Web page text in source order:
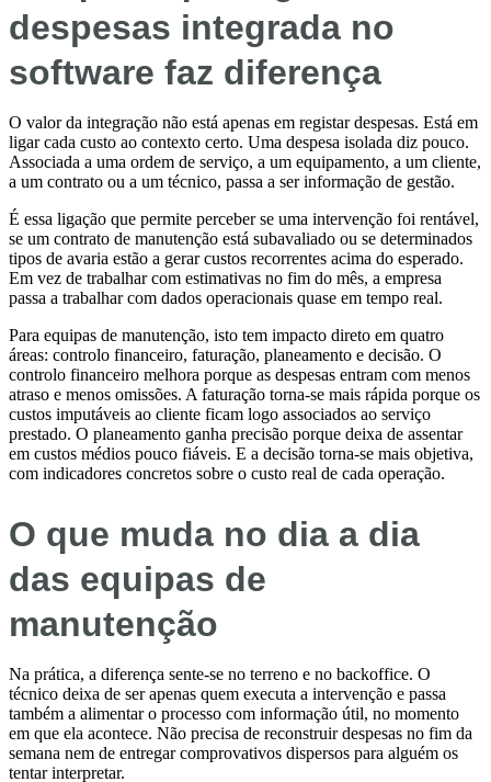
despesas integrada no
software faz diferença
O valor da integração não está apenas em registar despesas. Está em
ligar cada custo ao contexto certo. Uma despesa isolada diz pouco.
Associada a uma ordem de serviço, a um equipamento, a um cliente,
a um contrato ou a um técnico, passa a ser informação de gestão.
É essa ligação que permite perceber se uma intervenção foi rentável,
se um contrato de manutenção está subavaliado ou se determinados
tipos de avaria estão a gerar custos recorrentes acima do esperado.
Em vez de trabalhar com estimativas no fim do mês, a empresa
passa a trabalhar com dados operacionais quase em tempo real.
Para equipas de manutenção, isto tem impacto direto em quatro
áreas: controlo financeiro, faturação, planeamento e decisão. O
controlo financeiro melhora porque as despesas entram com menos
atraso e menos omissões. A faturação torna-se mais rápida porque os
custos imputáveis ao cliente ficam logo associados ao serviço
prestado. O planeamento ganha precisão porque deixa de assentar
em custos médios pouco fiáveis. E a decisão torna-se mais objetiva,
com indicadores concretos sobre o custo real de cada operação.
O que muda no dia a dia
das equipas de
manutenção
Na prática, a diferença sente-se no terreno e no backoffice. O
técnico deixa de ser apenas quem executa a intervenção e passa
também a alimentar o processo com informação útil, no momento
em que ela acontece. Não precisa de reconstruir despesas no fim da
semana nem de entregar comprovativos dispersos para alguém os
tentar interpretar.